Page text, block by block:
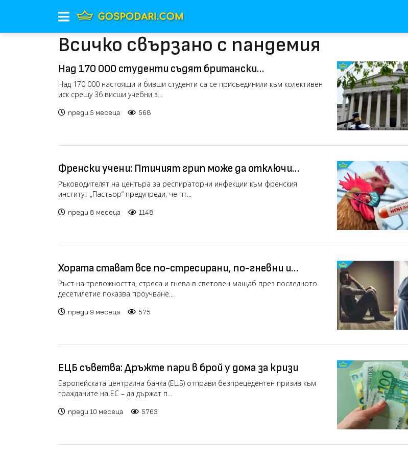
Всичко свързано с пандемия
Над 170 000 студенти съдят британски
университети заради обучението по време на COVID
(видео)
Над 170 000 настоящи и бивши студенти са се присъединили към колективен
иск срещу 36 висши учебни з...
преди 5 месеца 568
Френски учени: Птичият грип може да отключи
пандемия, по-тежка от Covid-19
Ръководителят на центъра за респираторни инфекции към френския
институт „Пастьор“ предупреди, че пт...
преди 8 месеца 1148
Хората стават все по-стресирани, по-гневни и
тревожни, твърди доклад
Ръст на тревожността, стреса и гнева в световен мащаб през последното
десетилетие показва проучване...
преди 9 месеца 575
ЕЦБ съветва: Дръжте пари в брой у дома за кризи
Европейската централна банка (ЕЦБ) отправи безпрецедентен призив към
гражданите на ЕС – да държат п...
преди 10 месеца 5763